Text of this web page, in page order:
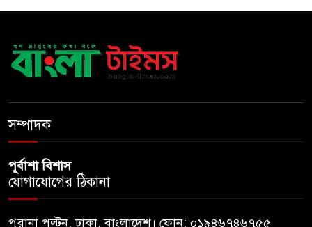
কাছে শত কোটি টাকা ক্ষতিপূরণ
দাবি
ধ্বংসস্তূপের ওপরই বারবার ক্ষমতায়
সম্পাদক
পূর্বাশা বিশাস
যোগাযোগের ঠিকানা
পুরানা পল্টন, ঢাকা, বাংলাদেশ। ফোন: ০১৯৪৬৭৪৬৭৫৫